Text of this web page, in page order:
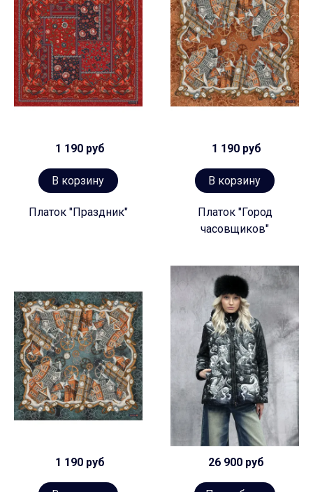
1 190 руб
В корзину
Платок "Праздник"
1 190 руб
В корзину
Платок "Город
часовщиков"
1 190 руб 26 900 руб